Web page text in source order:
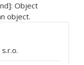
Object
object.